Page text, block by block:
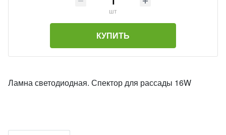
шт
КУПИТЬ
Ламна светодиодная. Спектор для рассады 16W